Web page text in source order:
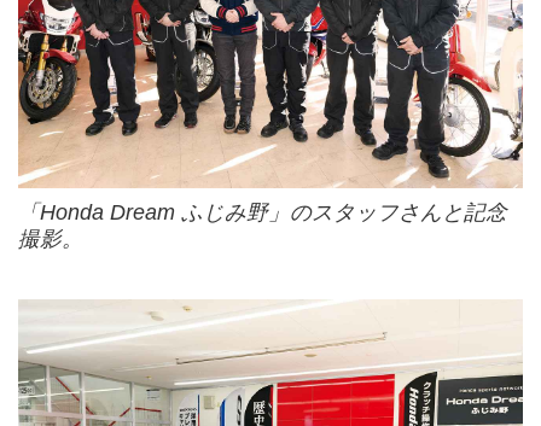
「Honda Dream ふじみ野」のスタッフさんと記念
撮影。